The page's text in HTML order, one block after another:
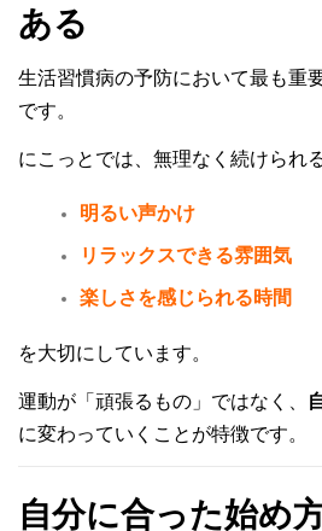
ある
生活習慣病の予防において最も重
です。
にこっとでは、無理なく続けられ
明るい声かけ
リラックスできる雰囲気
楽しさを感じられる時間
を大切にしています。
運動が「頑張るもの」ではなく、
に変わっていくことが特徴です。
自分に合った始め